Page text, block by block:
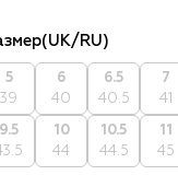
(UK/RU)
5
39
6
40
6.5
40.5
7
41
9.5
10
44
10.5
44.5
11
45